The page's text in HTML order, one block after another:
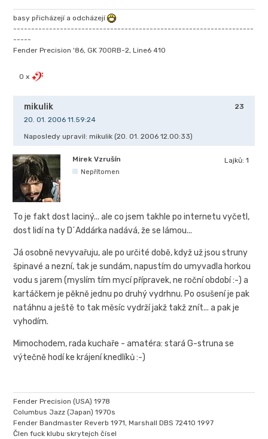
basy přicházejí a odcházejí
-------------------------------------------------------------------
-----
Fender Precision '86, GK 700RB-2, Line6 410
0 x
23
mikulik
20. 01. 2006 11.59:24
Naposledy upravil: mikulik (20. 01. 2006 12.00:33)
Mirek Vzrušín
Nepřítomen
Lajků: 1
To je fakt dost laciný... ale co jsem takhle po internetu vyčetl,
dost lidí na ty D´Addárka nadává, že se lámou...
Já osobně nevyvařuju, ale po určité době, když už jsou struny
špinavé a nezní, tak je sundám, napustím do umyvadla horkou
vodu s jarem (myslím tím mycí přípravek, ne roční období :-) a
kartáčkem je pěkně jednu po druhý vydrhnu. Po osušení je pak
natáhnu a ještě to tak měsíc vydrží jakž takž znít... a pak je
vyhodím.
Mimochodem, rada kuchaře - amatéra: stará G-struna se
výtečně hodí ke krájení knedlíků :-)
Fender Precision (USA) 1978
Columbus Jazz (Japan) 1970s
Fender Bandmaster Reverb 1971, Marshall DBS 72410 1997
Člen fuck klubu skrytejch čísel